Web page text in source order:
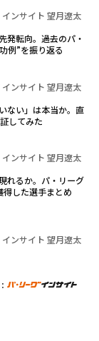
ンサイト 望月遼太
発転向。過去のパ・
例”を振り返る
ンサイト 望月遼太
ない」は本当か。直
してみた
ンサイト 望月遼太
れるか。パ・リーグ
した選手まとめ
ンサイト 望月遼太